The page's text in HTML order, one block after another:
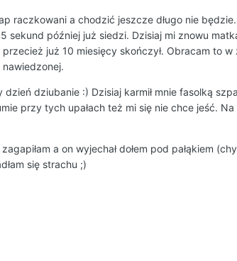
raczkowani a chodzić jeszcze długo nie
sekund później już siedzi. Dzisiaj mi znowu
już 10 miesięcy skończył. Obracam to w
dziubanie :) Dzisiaj karmił mnie fasolką
przy tych upałach też mi się nie chce jeść. Na
a on wyjechał dołem pod pałąkiem
się strachu ;)